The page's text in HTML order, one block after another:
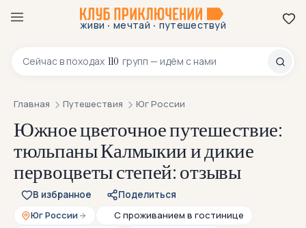
живи · мечтай · путешествуй
Сейчас в походах 110 групп — идём с нами
8 800 200-70-23
Главная Путешествия Юг России
Южное цветочное путешествие:
тюльпаны Калмыкии и дикие
первоцветы степей: отзывы
В избранное
Поделиться
Юг России
С проживанием в гостинице